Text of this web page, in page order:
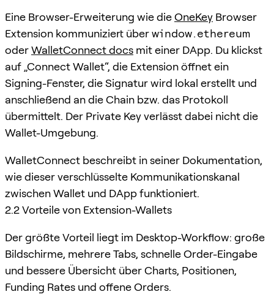
Eine Browser-Erweiterung wie dieOneKey Browser
Extension kommuniziert überwindow.ethereum
oderWalletConnect docs mit einer DApp. Du klickst
auf „Connect Wallet“, die Extension öffnet ein
Signing-Fenster, die Signatur wird lokal erstellt und
anschließend an die Chain bzw. das Protokoll
übermittelt. Der Private Key verlässt dabei nicht die
Wallet-Umgebung.
WalletConnect beschreibt in seiner Dokumentation,
wie dieser verschlüsselte Kommunikationskanal
zwischen Wallet und DApp funktioniert.
2.2 Vorteile von Extension-Wallets
Der größte Vorteil liegt im Desktop-Workflow: große
Bildschirme, mehrere Tabs, schnelle Order-Eingabe
und bessere Übersicht über Charts, Positionen,
Funding Rates und offene Orders.